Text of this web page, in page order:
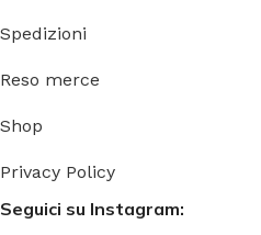
Spedizioni
Reso merce
Shop
Privacy Policy
Seguici su Instagram: